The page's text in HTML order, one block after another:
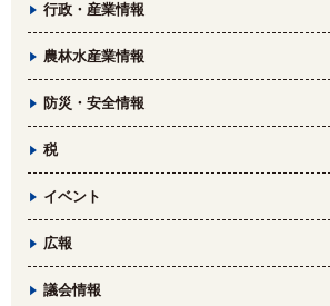
行政・産業情報
農林水産業情報
防災・安全情報
税
イベント
広報
議会情報